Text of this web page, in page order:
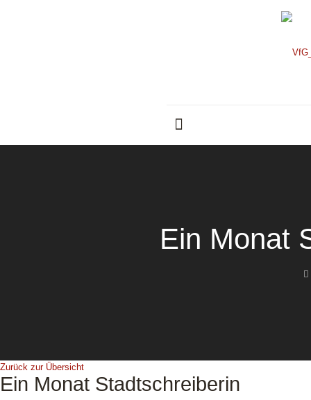
Ein Monat
Zurück zur Übersicht
Ein Monat Stadtschreiberin